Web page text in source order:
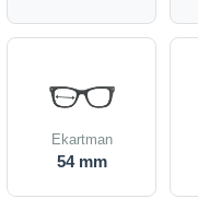
Ekartman
54 mm